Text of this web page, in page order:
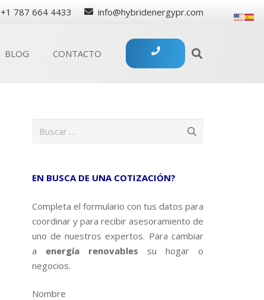
+1 787 664 4433 info@hybridenergypr.com
BLOG CONTACTO
EN BUSCA DE UNA COTIZACIÓN?
Completa el formulario con tus datos para
coordinar y para recibir asesoramiento de
uno de nuestros expertos. Para cambiar
a energía renovables su hogar o
negocios.
Nombre